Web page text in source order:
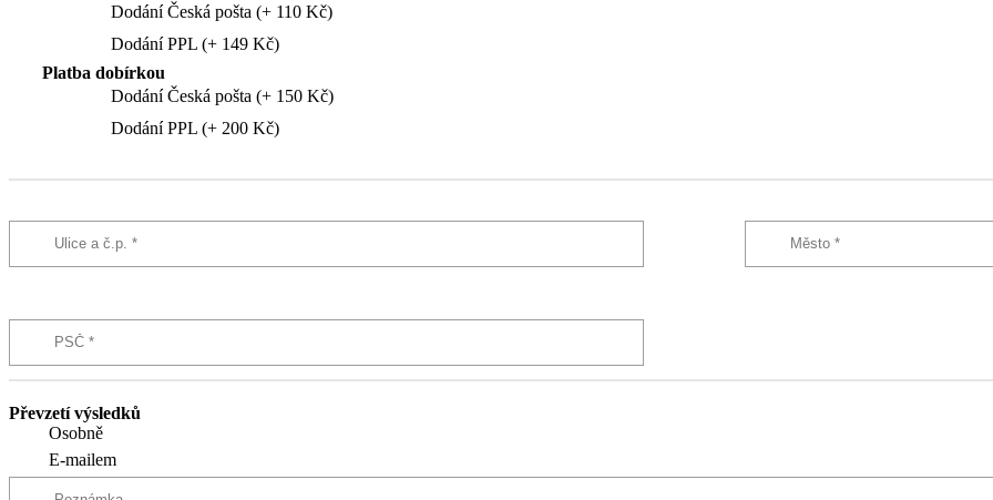
Dodání Česká pošta (+ 110 Kč)
Dodání PPL (+ 149 Kč)
Platba dobírkou
Dodání Česká pošta (+ 150 Kč)
Dodání PPL (+ 200 Kč)
Převzetí výsledků
Osobně
E-mailem